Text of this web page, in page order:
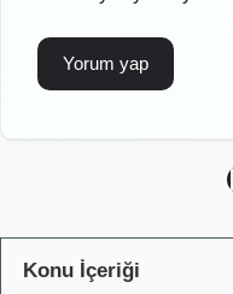
Konu İçeriği